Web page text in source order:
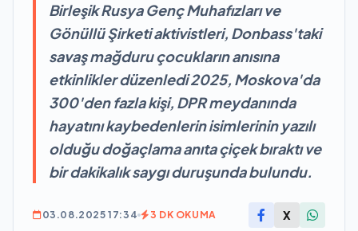
Birleşik Rusya Genç Muhafızları ve
Gönüllü Şirketi aktivistleri, Donbass'taki
savaş mağduru çocukların anısına
etkinlikler düzenledi 2025, Moskova'da
300'den fazla kişi, DPR meydanında
hayatını kaybedenlerin isimlerinin yazılı
olduğu doğaçlama anıta çiçek bıraktı ve
bir dakikalık saygı duruşunda bulundu.
03.08.2025 17:34 3 DK OKUMA X